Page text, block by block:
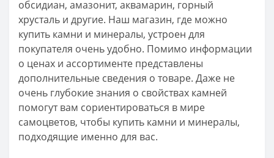
обсидиан, амазонит, аквамарин, горный
хрусталь и другие. Наш магазин, где можно
купить камни и минералы, устроен для
покупателя очень удобно. Помимо информации
о ценах и ассортименте представлены
дополнительные сведения о товаре. Даже не
очень глубокие знания о свойствах камней
помогут вам сориентироваться в мире
самоцветов, чтобы купить камни и минералы,
подходящие именно для вас.